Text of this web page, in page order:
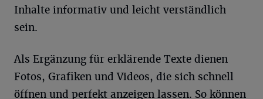
Inhalte informativ und leicht verständlich
sein.
Als Ergänzung für erklärende Texte dienen
Fotos, Grafiken und Videos, die sich schnell
öffnen und perfekt anzeigen lassen. So können